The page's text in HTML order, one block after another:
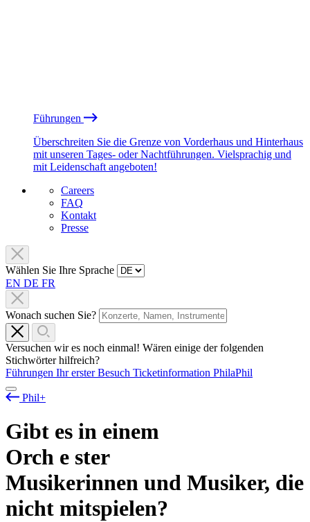
Führungen
Überschreiten Sie die Grenze von Vorderhaus und Hinterhaus
mit unseren Tages- oder Nachtführungen. Vielsprachig und
mit Leidenschaft angeboten!
Careers
FAQ
Kontakt
Presse
Wählen Sie Ihre Sprache
EN DE FR
Wonach suchen Sie?
Versuchen wir es noch einmal! Wären einige der folgenden
Stichwörter hilfreich?
Führungen Ihr erster Besuch Ticketinformation PhilaPhil
Phil+
Gibt es in einem
Orch e ster
Musikerinnen und Musiker, die
nicht mitspielen?